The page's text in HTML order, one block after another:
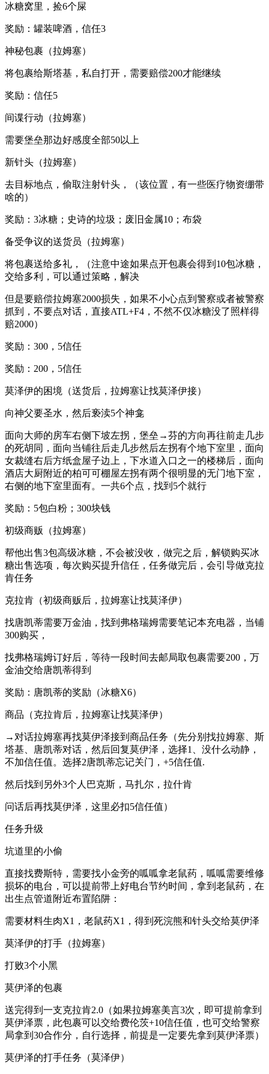
冰糖窝里，捡6个屎
奖励：罐装啤酒，信任3
神秘包裹（拉姆塞）
将包裹给斯塔基，私自打开，需要赔偿200才能继续
奖励：信任5
间谍行动（拉姆塞）
需要堡垒那边好感度全部50以上
新针头（拉姆塞）
去目标地点，偷取注射针头，（该位置，有一些医疗物资绷带
啥的）
奖励：3冰糖；史诗的垃圾；废旧金属10；布袋
备受争议的送货员（拉姆塞）
将包裹送给多礼，（注意中途如果点开包裹会得到10包冰糖，
交给多利，可以通过策略，解决
但是要赔偿拉姆塞2000损失，如果不小心点到警察或者被警察
抓到，不要点对话，直接ATL+F4，不然不仅冰糖没了照样得
赔2000）
奖励：300，5信任
奖励：200，5信任
莫泽伊的困境（送货后，拉姆塞让找莫泽伊接）
向神父要圣水，然后亵渎5个神龛
面向大师的房车右侧下坡左拐，堡垒→芬的方向再往前走几步
的死胡同，面向当铺往后走几步然后左拐有个地下室里，面向
女裁缝右后方纸盒屋子边上，下水道入口之一的楼梯后，面向
酒店大厨附近的柏可可棚屋左拐有两个很明显的无门地下室，
右侧的地下室里面有。一共6个点，找到5个就行
奖励：5包白粉；300块钱
初级商贩（拉姆塞）
帮他出售3包高级冰糖，不会被没收，做完之后，解锁购买冰
糖出售选项，每次购买提升信任，任务做完后，会引导做克拉
肯任务
克拉肯（初级商贩后，拉姆塞让找莫泽伊）
找唐凯蒂需要万金油，找到弗格瑞姆需要笔记本充电器，当铺
300购买，
找弗格瑞姆订好后，等待一段时间去邮局取包裹需要200，万
金油交给唐凯蒂得到
奖励：唐凯蒂的奖励（冰糖X6）
商品（克拉肯后，拉姆塞让找莫泽伊）
→对话拉姆塞再找莫伊泽接到商品任务（先分别找拉姆塞、斯
塔基、唐凯蒂对话，然后回复莫伊泽，选择1、没什么动静，
不加信任值。选择2唐凯蒂忘记关门，+5信任值.
然后找到另外3个人巴克斯，马扎尔，拉什肯
问话后再找莫伊泽，这里必扣5信任值）
任务升级
坑道里的小偷
直接找费斯特，需要找小金旁的呱呱拿老鼠药，呱呱需要维修
损坏的电台，可以提前带上好电台节约时间，拿到老鼠药，在
出生点管道附近布置陷阱：
需要材料生肉X1，老鼠药X1，得到死浣熊和针头交给莫伊泽
莫泽伊的打手（拉姆塞）
打败3个小黑
莫伊泽的包裹
送完得到一支克拉肯2.0（如果拉姆塞美言3次，即可提前拿到
莫伊泽票，此包裹可以交给费伦茨+10信任值，也可交给警察
局拿到30合作分，自行选择，前提是一定要先拿到莫伊泽票）
莫伊泽的打手任务（莫泽伊）